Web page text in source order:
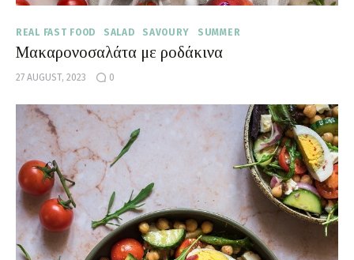
REAL FAST FOOD SALAD SAVOURY SUMMER
Μακαρονοσαλάτα με ροδάκινα
27 AUGUST, 2023 0